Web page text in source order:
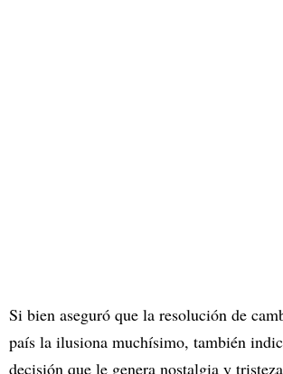
Si bien aseguró que la resolución de
país la ilusiona muchísimo, también
decisión que le genera nostalgia y